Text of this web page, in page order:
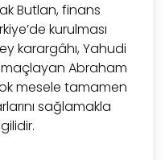
Butlan, finans
kurulması
karargâhı, Yahudi
Abraham
mesele tamamen
sağlamakla